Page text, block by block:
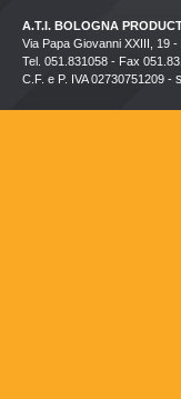
A.T.I. BOLOGNA
Via Papa Giovanni XXIII, 19
Tel. 051.831058 - Fax
C.F. e P. IVA 02730751209 -